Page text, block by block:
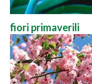
fiori primaverili